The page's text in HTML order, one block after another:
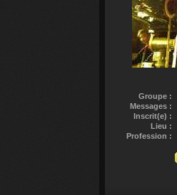
Groupe :
Messages :
Inscrit(e) :
Lieu :
Profession :